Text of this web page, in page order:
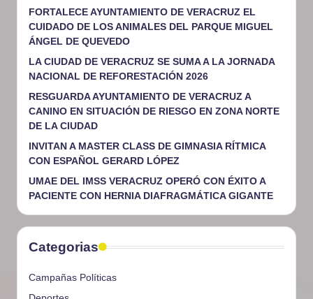
FORTALECE AYUNTAMIENTO DE VERACRUZ EL
CUIDADO DE LOS ANIMALES DEL PARQUE MIGUEL
ÁNGEL DE QUEVEDO
LA CIUDAD DE VERACRUZ SE SUMA A LA JORNADA
NACIONAL DE REFORESTACIÓN 2026
RESGUARDA AYUNTAMIENTO DE VERACRUZ A
CANINO EN SITUACIÓN DE RIESGO EN ZONA NORTE
DE LA CIUDAD
INVITAN A MASTER CLASS DE GIMNASIA RÍTMICA
CON ESPAÑOL GERARD LÓPEZ
UMAE DEL IMSS VERACRUZ OPERÓ CON ÉXITO A
PACIENTE CON HERNIA DIAFRAGMÁTICA GIGANTE
Categorias
Campañas Políticas